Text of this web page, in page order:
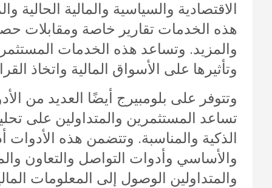
الاقتصادية والسياسية والمالية
هذه الخدمات تقارير خاصة ومقابلات
والمزيد. وتساعد هذه الخدمات
وتأثيرها على الأسواق المالية واتخاذ
وتتوفر على بلومبيرج أيضًا العديد من
تساعد المستثمرين والمتداولين على
الذكية والمناسبة. وتتضمن هذه الأدوات
والأساسي وأدوات التواصل والتعاون
والمتداولين الوصول إلى المعلومات